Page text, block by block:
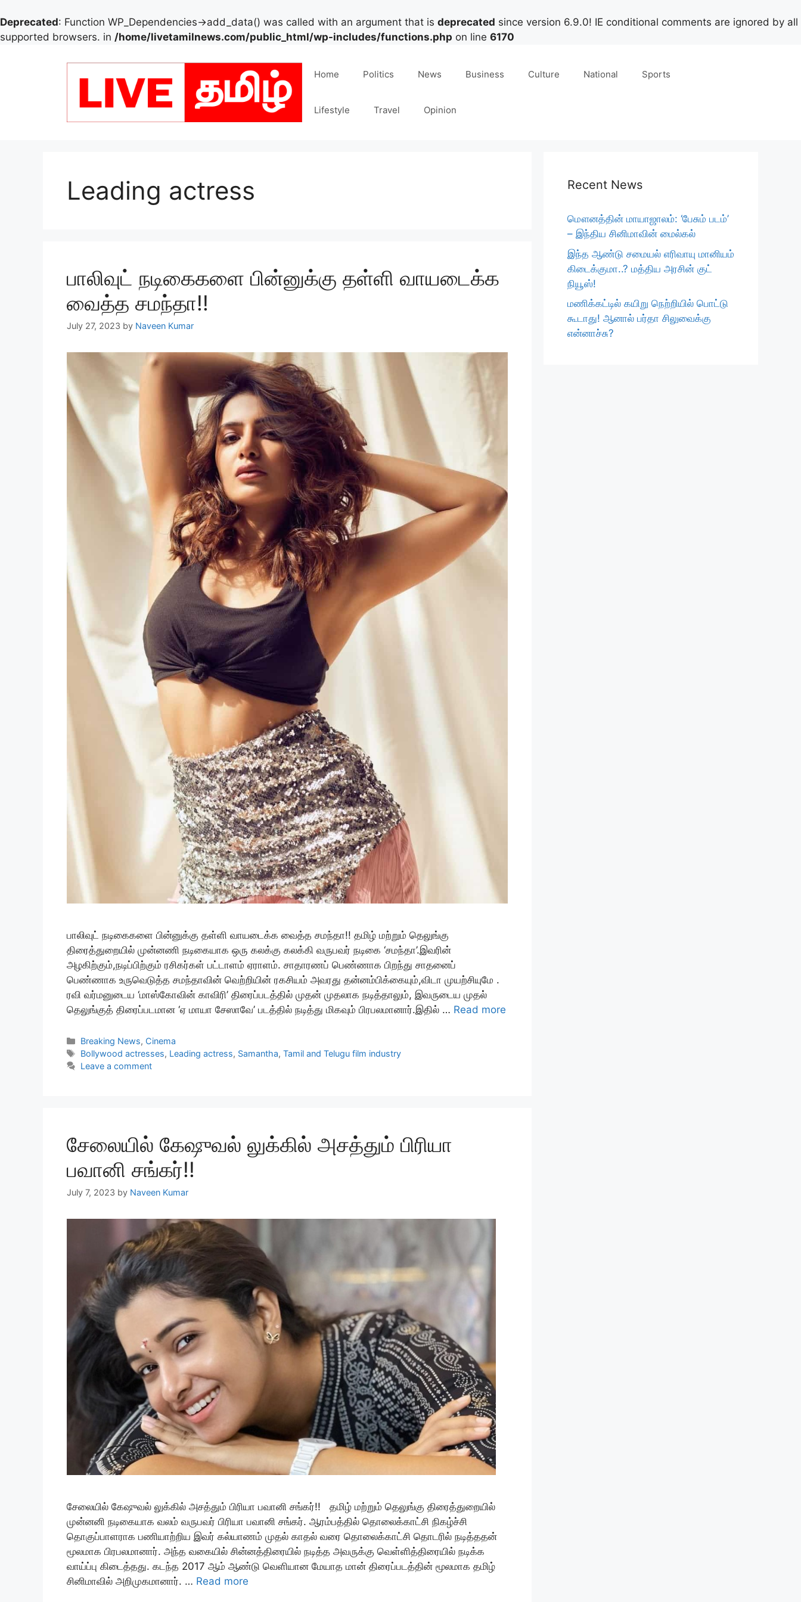
Deprecated: Function WP_Dependencies->add_data() was called with an argument that is deprecated since version 6.9.0! IE conditional comments are ignored by all
supported browsers. in /home/livetamilnews.com/public_html/wp-includes/functions.php on line 6170
Home Politics News Business Culture National Sports
Lifestyle Travel Opinion
Leading actress
பாலிவுட் நடிகைகளை பின்னுக்கு தள்ளி வாயடைக்க
வைத்த சமந்தா!!
July 27, 2023 by Naveen Kumar
பாலிவுட் நடிகைகளை பின்னுக்கு தள்ளி வாயடைக்க வைத்த சமந்தா!! தமிழ் மற்றும் தெலுங்கு
திரைத்துறையில் முன்னணி நடிகையாக ஒரு கலக்கு கலக்கி வருபவர் நடிகை ‘சமந்தா’.இவரின்
அழகிற்கும்,நடிப்பிற்கும் ரசிகர்கள் பட்டாளம் ஏராளம். சாதாரணப் பெண்ணாக பிறந்து சாதனைப்
பெண்ணாக உருவெடுத்த சமந்தாவின் வெற்றியின் ரகசியம் அவரது தன்னம்பிக்கையும்,விடா முயற்சியுமே .
ரவி வர்மனுடைய ‘மாஸ்கோவின் காவிரி’ திரைப்படத்தில் முதன் முதலாக நடித்தாலும், இவருடைய முதல்
தெலுங்குத் திரைப்படமான ‘ஏ மாயா சேஸாவே’ படத்தில் நடித்து மிகவும் பிரபலமானார்.இதில் … Read more
Categories
Breaking News, Cinema
Tags
Bollywood actresses, Leading actress, Samantha,Tamil and Telugu film industry
Leave a comment
சேலையில் கேஷுவல் லுக்கில் அசத்தும் பிரியா
பவானி சங்கர்!!
July 7, 2023 by Naveen Kumar
சேலையில் கேஷுவல் லுக்கில் அசத்தும் பிரியா பவானி சங்கர்!! தமிழ் மற்றும் தெலுங்கு திரைத்துறையில்
முன்னனி நடிகையாக வலம் வருபவர் பிரியா பவானி சங்கர். ஆரம்பத்தில் தொலைக்காட்சி நிகழ்ச்சி
தொகுப்பாளராக பணியாற்றிய இவர் கல்யாணம் முதல் காதல் வரை தொலைக்காட்சி தொடரில் நடித்ததன்
மூலமாக பிரபலமானார். அந்த வகையில் சின்னத்திரையில் நடித்த அவருக்கு வெள்ளித்திரையில் நடிக்க
வாய்ப்பு கிடைத்தது. கடந்த 2017 ஆம் ஆண்டு வெளியான மேயாத மான் திரைப்படத்தின் மூலமாக தமிழ்
சினிமாவில் அறிமுகமானார். … Read more
Recent News
மௌனத்தின் மாயாஜாலம்: ‘பேசும் படம்’
– இந்திய சினிமாவின் மைல்கல்
இந்த ஆண்டு சமையல் எரிவாயு மானியம்
கிடைக்குமா..? மத்திய அரசின் குட்
நியூஸ்!
மணிக்கட்டில் கயிறு நெற்றியில் பொட்டு
கூடாது! ஆனால் பர்தா சிலுவைக்கு
என்னாச்சு?